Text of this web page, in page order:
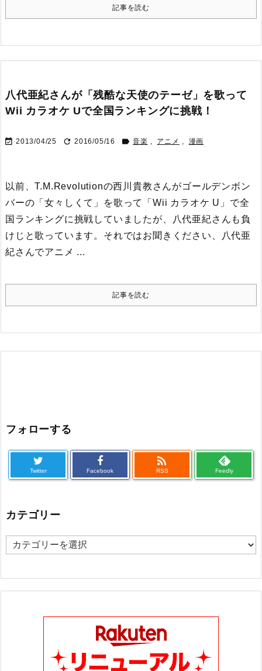
記事を読む
八代亜紀さんが「残酷な天使のテーゼ」を歌って
Wii カラオケ Uで全国ランキングに挑戦！
 2013/04/25  2016/05/16  音楽 , アニメ , 漫画
以前、T.M.Revolutionの西川貴教さんがゴールデンボン
バーの「女々しくて」を歌って「Wii カラオケ U」で全
国ランキングに挑戦していましたが、八代亜紀さんも負
けじと歌っています。それではお聞きください、八代亜
紀さんでアニメ ...
記事を読む
フォローする
Twitter Facebook

RSS Feedly
カテゴリー
カ
ゴ